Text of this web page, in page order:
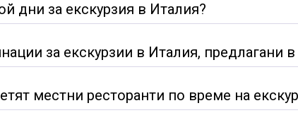
дни за екскурзия в Италия?
за екскурзии в Италия, предлагани
местни ресторанти по време на